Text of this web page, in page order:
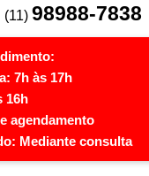
(11) 98988-7838